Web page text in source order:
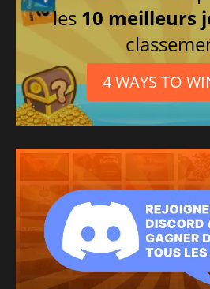
les 10 meilleurs
4 WAYS TO